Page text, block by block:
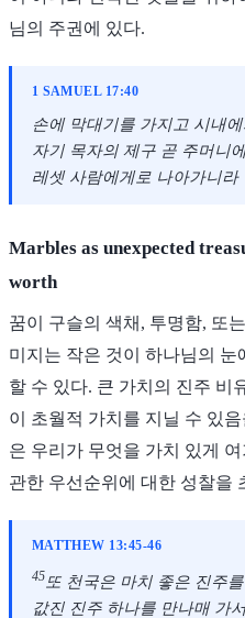
님의 주권에 있다.
1 SAMUEL 17:40
손에 막대기를 가지고 시내
자기 목자의 제구 곧 주머니
레셋 사람에게로 나아가니라
Marbles as unexpected
worth
꿈이 구슬의 색채, 투명함, 또
미지는 작은 것이 하나님의
할 수 있다. 큰 가치의 진주 비
이 초월적 가치를 지닐 수 있
은 우리가 무엇을 가치 있게
관한 우선순위에 대한 성찰을
MATTHEW 13:45-46
45또 천국은 마치 좋은 진주
값진 진주 하나를 만나매 가